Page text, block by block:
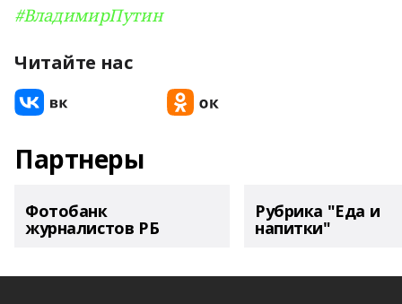
#ВладимирПутин
Читайте нас
Партнеры
Фотобанк
журналистов РБ
Рубрика "Еда и
напитки"